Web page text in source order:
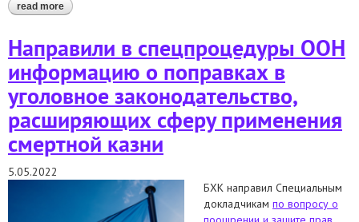
read more about выражаем решительный протест против расширения
возможностей применения смертной казни в беларуси
Направили в спецпроцедуры ООН
информацию о поправках в
уголовное законодательство,
расширяющих сферу применения
смертной казни
5.05.2022
БХК направил Специальным
докладчикам по вопросу о